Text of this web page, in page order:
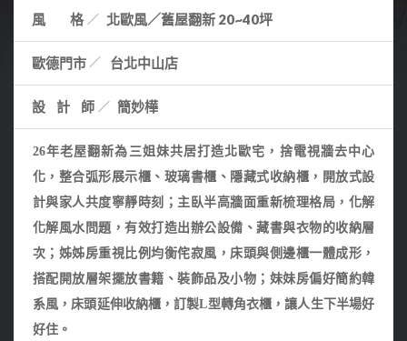
風 格 北歐風／舊屋翻新 20~40坪
歐德門市 台北中山店
設計師 簡妙樺
26年老屋翻新為三姐妹共居打造北歐宅，捨電視牆去中心
化，整合弧形展示櫃、玻璃書櫃、隱藏式收納櫃，開放式設
計與家人共度寧靜時刻；主臥半高牆面重新梳理格局，化解
化解風水問題，有效打造出辦公設備、藏書與衣物的收納層
次；姊姊房重視比例均衡侘寂風，床頭與側邊櫃一體成形，
搭配開放層架擺放書籍、裝飾品及小物；妹妹房偏好簡約韓
系風，床頭延伸收納櫃，訂製L型轉角衣櫃 ，讓人生下半場好
好住。